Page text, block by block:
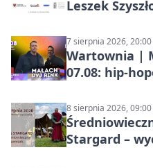
Leszek
7 sierpnia 2026, 20:00
Wartownia |
07.08: hip-
8 sierpnia 2026, 09:00
Stargard –